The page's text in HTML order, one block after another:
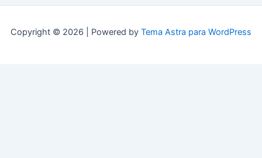
Copyright © 2026 | Powered by Tema Astra para WordPress